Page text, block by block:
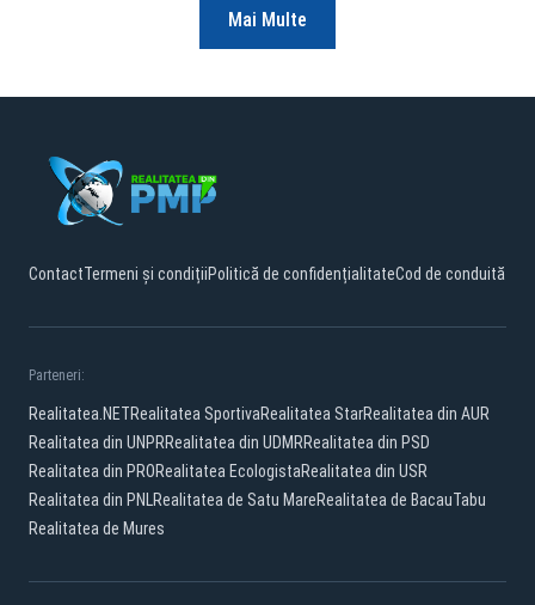
Mai Multe
ContactTermeni și condițiiPolitică de confidențialitateCod de conduită
Parteneri:
Realitatea.NETRealitatea SportivaRealitatea StarRealitatea din AUR
Realitatea din UNPRRealitatea din UDMRRealitatea din PSD
Realitatea din PRORealitatea EcologistaRealitatea din USR
Realitatea din PNLRealitatea de Satu MareRealitatea de BacauTabu
Realitatea de Mures